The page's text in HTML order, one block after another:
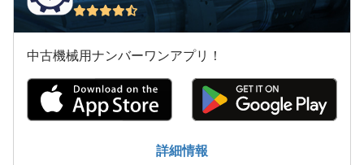
中古機械用ナンバーワンアプリ！
詳細情報